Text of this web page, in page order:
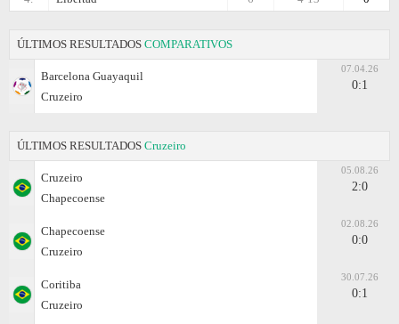
ÚLTIMOS RESULTADOS COMPARATIVOS
Barcelona Guayaquil
Cruzeiro
07.04.26
0:1
ÚLTIMOS RESULTADOS Cruzeiro
Cruzeiro
Chapecoense
05.08.26
2:0
Chapecoense
Cruzeiro
02.08.26
0:0
Coritiba
Cruzeiro
30.07.26
0:1